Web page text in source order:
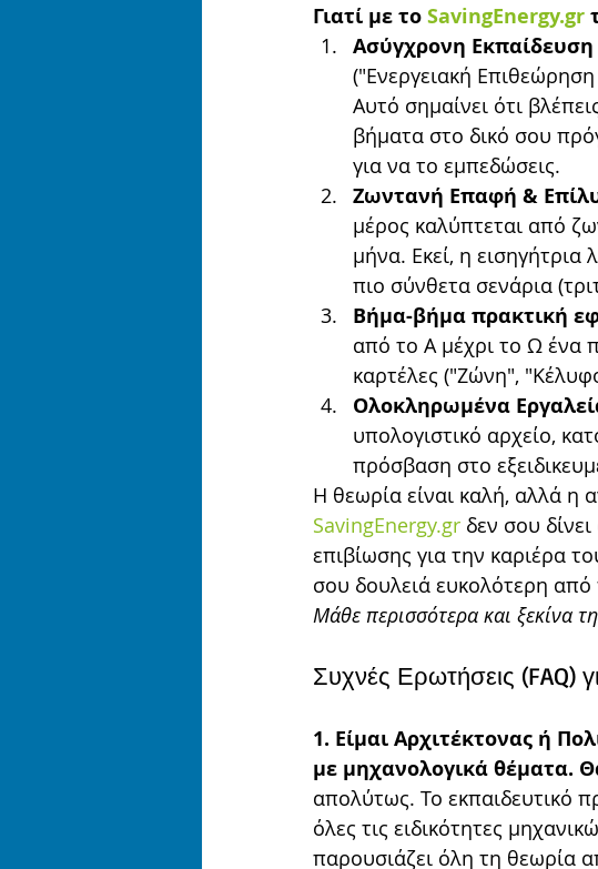
Γιατί με το SavingEnergy.gr
Ασύγχρονη
("Ενεργειακή
Αυτό σημαίνει ότι
βήματα στο δικό σου
για να το εμπεδώσεις.
Ζωντανή Επαφή &
μέρος καλύπτεται από
μήνα. Εκεί, η εισηγήτρια
πιο σύνθετα σενάρια
Βήμα-βήμα πρακτική
από το Α μέχρι το Ω ένα
καρτέλες ("Ζώνη",
Ολοκληρωμένα
υπολογιστικό αρχείο,
πρόσβαση στο
Η θεωρία είναι καλή, αλλά η
SavingEnergy.gr δεν σου
επιβίωσης για την καριέρα
σου δουλειά ευκολότερη από
Μάθε περισσότερα και ξεκίνα
Συχνές Ερωτήσεις (FAQ)
1. Είμαι Αρχιτέκτονας ή
με μηχανολογικά θέματα.
απολύτως. Το εκπαιδευτικό
όλες τις ειδικότητες
παρουσιάζει όλη τη θεωρία